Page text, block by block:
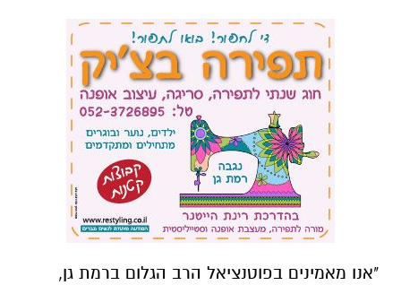
"אנו מאמינים בפוטנציאל הרב הגלום ברמת גן,